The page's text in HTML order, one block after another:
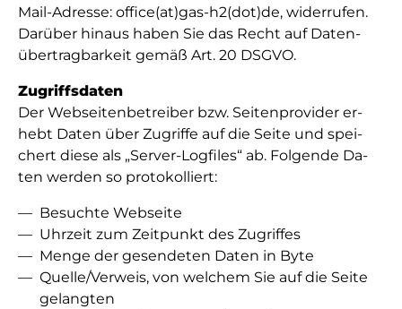
Mail-Adres­se: office(at)gas-h2(dot)de, wi­der­ru­fen.
Da­rü­ber hi­naus ha­ben Sie das Recht auf Da­ten­
über­trag­bar­keit ge­mäß Art. 20 DSGVO.
Zu­griffs­da­ten
Der Web­sei­ten­be­trei­ber bzw. Sei­ten­pro­vi­der er­
hebt Da­ten über Zu­grif­fe auf die Sei­te und spei­
chert die­se als „Ser­ver-Log­files“ ab. Fol­gen­de Da­
ten wer­den so pro­to­kol­liert:
Be­such­te Web­sei­te
Uhr­zeit zum Zeit­punkt des Zu­grif­fes
Men­ge der ge­sen­de­ten Da­ten in Byte
Quel­le/­Ver­weis, von wel­chem Sie auf die Sei­te
ge­lang­ten